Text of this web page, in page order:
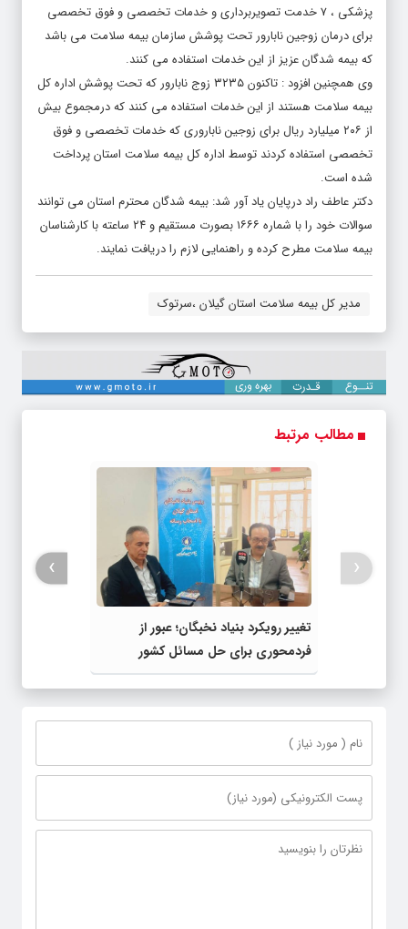
پزشکی ، ۷ خدمت تصویربرداری و خدمات تخصصی و فوق تخصصی
برای درمان زوجین نابارور تحت پوشش سازمان بیمه سلامت می باشد
که بیمه شدگان عزیز از این خدمات استفاده می کنند.
وی همچنین افزود : تاکنون ۳۲۳۵ زوج نابارور که تحت پوشش اداره کل
بیمه سلامت هستند از این خدمات استفاده می کنند که درمجموع بیش
از ۲۰۶ میلیارد ریال برای زوجین ناباروری که خدمات تخصصی و فوق
تخصصی استفاده کردند توسط اداره کل بیمه سلامت استان پرداخت
شده است.
دکتر عاطف راد درپایان یاد آور شد: بیمه شدگان محترم استان می توانند
سوالات خود را با شماره ۱۶۶۶ بصورت مستقیم و ۲۴ ساعته با کارشناسان
بیمه سلامت مطرح کرده و راهنمایی لازم را دریافت نمایند.
مدیر کل بیمه سلامت استان گیلان ،سرتوک
مطالب مرتبط
تغییر رویکرد بنیاد نخبگان؛ عبور از
فردمحوری برای حل مسائل کشور
‹
›